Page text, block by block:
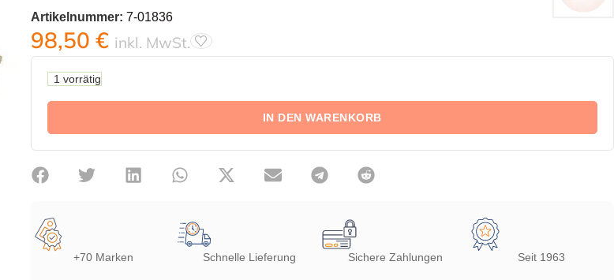
Artikelnummer: 7-01836
98,50 € inkl. MwSt.
1 vorrätig
IN DEN WARENKORB
+70 Marken Schnelle Lieferung Sichere Zahlungen Seit 1963